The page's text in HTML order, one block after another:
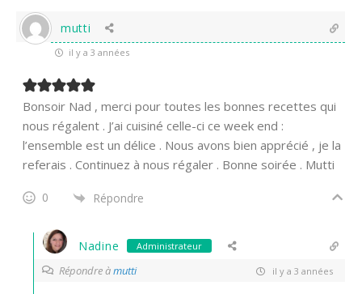
mutti
il y a 3 années
Bonsoir Nad , merci pour toutes les bonnes recettes qui
nous régalent . J’ai cuisiné celle-ci ce week end :
l’ensemble est un délice . Nous avons bien apprécié , je la
referais . Continuez à nous régaler . Bonne soirée . Mutti
0 Répondre
Nadine Administrateur
Répondre àmutti il y a 3 années